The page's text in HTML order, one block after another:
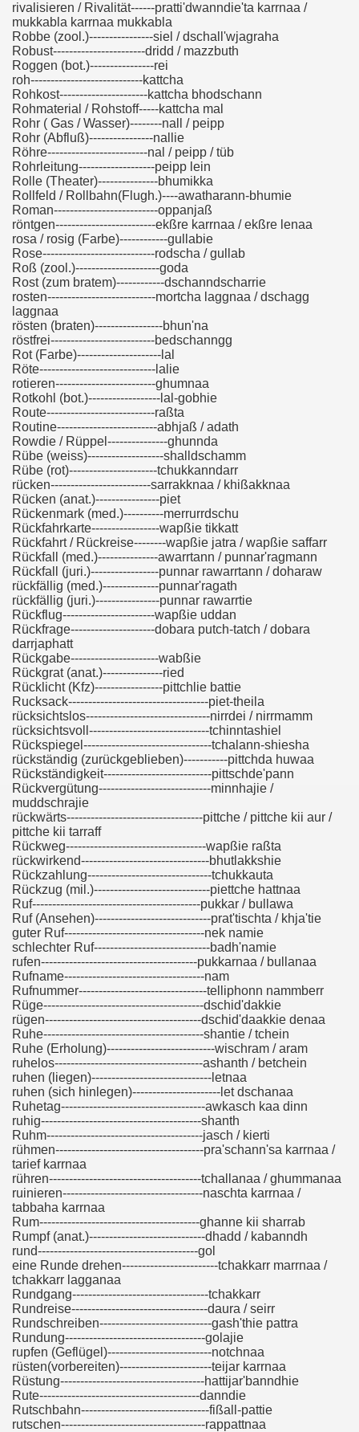
rivalisieren / Rivalität------pratti'dwanndie'ta karrnaa /
mukkabla karrnaa mukkabla
Robbe (zool.)----------------siel / dschall'wjagraha
Robust-----------------------dridd / mazzbuth
Roggen (bot.)----------------rei
roh----------------------------kattcha
Rohkost----------------------kattcha bhodschann
Rohmaterial / Rohstoff-----kattcha mal
Rohr ( Gas / Wasser)--------nall / peipp
Rohr (Abfluß)----------------nallie
Röhre-------------------------nal / peipp / tüb
Rohrleitung-------------------peipp lein
Rolle (Theater)---------------bhumikka
Rollfeld / Rollbahn(Flugh.)----awatharann-bhumie
Roman--------------------------oppanjaß
röntgen-------------------------ekßre karrnaa / ekßre lenaa
rosa / rosig (Farbe)------------gullabie
Rose----------------------------rodscha / gullab
Roß (zool.)---------------------goda
Rost (zum bratem)------------dschanndscharrie
rosten---------------------------mortcha laggnaa / dschagg
laggnaa
rösten (braten)-----------------bhun'na
röstfrei--------------------------bedschanngg
Rot (Farbe)---------------------lal
Röte-----------------------------lalie
rotieren-------------------------ghumnaa
Rotkohl (bot.)------------------lal-gobhie
Route---------------------------raßta
Routine-------------------------abhjaß / adath
Rowdie / Rüppel---------------ghunnda
Rübe (weiss)-------------------shalldschamm
Rübe (rot)----------------------tchukkanndarr
rücken-------------------------sarrakknaa / khißakknaa
Rücken (anat.)----------------piet
Rückenmark (med.)----------merrurrdschu
Rückfahrkarte-----------------wapßie tikkatt
Rückfahrt / Rückreise--------wapßie jatra / wapßie saffarr
Rückfall (med.)---------------awarrtann / punnar'ragmann
Rückfall (juri.)-----------------punnar rawarrtann / doharaw
rückfällig (med.)--------------punnar'ragath
rückfällig (juri.)----------------punnar rawarrtie
Rückflug-----------------------wapßie uddan
Rückfrage---------------------dobara putch-tatch / dobara
darrjaphatt
Rückgabe----------------------wabßie
Rückgrat (anat.)---------------ried
Rücklicht (Kfz)-----------------pittchlie battie
Rucksack-----------------------------------piet-theila
rücksichtslos-------------------------------nirrdei / nirrmamm
rücksichtsvoll------------------------------tchinntashiel
Rückspiegel--------------------------------tchalann-shiesha
rückständig (zurückgeblieben)-----------pittchda huwaa
Rückständigkeit---------------------------pittschde'pann
Rückvergütung----------------------------minnhajie /
muddschrajie
rückwärts----------------------------------pittche / pittche kii aur /
pittche kii tarraff
Rückweg-----------------------------------wapßie raßta
rückwirkend--------------------------------bhutlakkshie
Rückzahlung-------------------------------tchukkauta
Rückzug (mil.)-----------------------------piettche hattnaa
Ruf------------------------------------------pukkar / bullawa
Ruf (Ansehen)-----------------------------prat'tischta / khja'tie
guter Ruf-----------------------------------nek namie
schlechter Ruf-----------------------------badh'namie
rufen---------------------------------------pukkarnaa / bullanaa
Rufname-----------------------------------nam
Rufnummer--------------------------------telliphonn nammberr
Rüge----------------------------------------dschid'dakkie
rügen---------------------------------------dschid'daakkie denaa
Ruhe----------------------------------------shantie / tchein
Ruhe (Erholung)---------------------------wischram / aram
ruhelos-------------------------------------ashanth / betchein
ruhen (liegen)------------------------------letnaa
ruhen (sich hinlegen)----------------------let dschanaa
Ruhetag------------------------------------awkasch kaa dinn
ruhig----------------------------------------shanth
Ruhm---------------------------------------jasch / kierti
rühmen-------------------------------------pra'schann'sa karrnaa /
tarief karrnaa
rühren--------------------------------------tchallanaa / ghummanaa
ruinieren-----------------------------------naschta karrnaa /
tabbaha karrnaa
Rum----------------------------------------ghanne kii sharrab
Rumpf (anat.)-----------------------------dhadd / kabanndh
rund----------------------------------------gol
eine Runde drehen------------------------tchakkarr marrnaa /
tchakkarr lagganaa
Rundgang----------------------------------tchakkarr
Rundreise----------------------------------daura / seirr
Rundschreiben----------------------------gash'thie pattra
Rundung-----------------------------------golajie
rupfen (Geflügel)--------------------------notchnaa
rüsten(vorbereiten)-----------------------teijar karrnaa
Rüstung------------------------------------hattijar'banndhie
Rute----------------------------------------danndie
Rutschbahn--------------------------------fißall-pattie
rutschen------------------------------------rappattnaa